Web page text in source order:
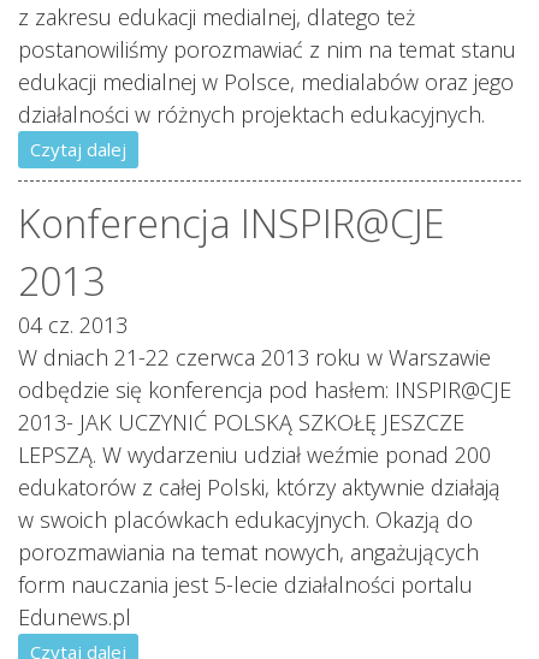
z zakresu edukacji medialnej, dlatego też
postanowiliśmy porozmawiać z nim na temat stanu
edukacji medialnej w Polsce, medialabów oraz jego
działalności w różnych projektach edukacyjnych.
Czytaj dalej
Konferencja INSPIR@CJE
2013
04 cz. 2013
W dniach 21-22 czerwca 2013 roku w Warszawie
odbędzie się konferencja pod hasłem: INSPIR@CJE
2013- JAK UCZYNIĆ POLSKĄ SZKOŁĘ JESZCZE
LEPSZĄ. W wydarzeniu udział weźmie ponad 200
edukatorów z całej Polski, którzy aktywnie działają
w swoich placówkach edukacyjnych. Okazją do
porozmawiania na temat nowych, angażujących
form nauczania jest 5-lecie działalności portalu
Edunews.pl
Czytaj dalej